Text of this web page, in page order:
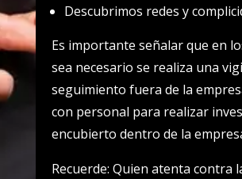
Descubrimos redes y
Es importante señalar que en
sea necesario se realiza una
seguimiento fuera de la
con personal para realizar
encubierto dentro de la
Recuerde: Quien atenta contra